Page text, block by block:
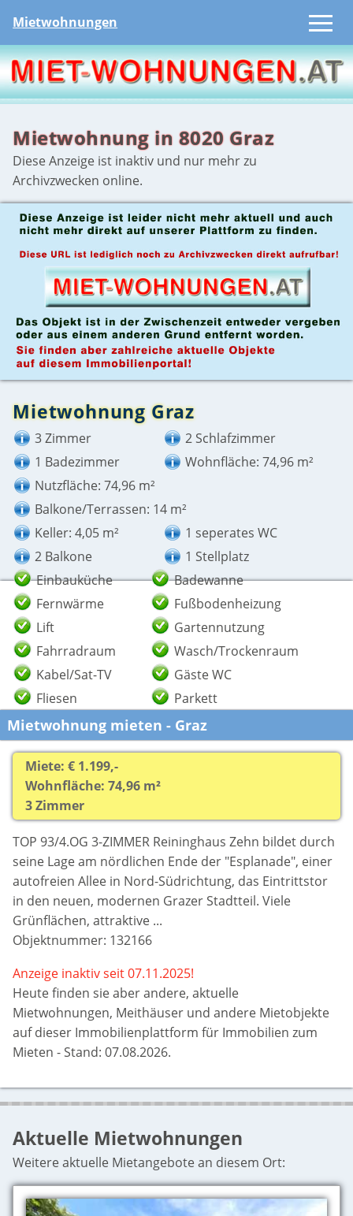
Mietwohnungen
Mietwohnung in 8020 Graz
Diese Anzeige ist inaktiv und nur mehr zu
Archivzwecken online.
Mietwohnung Graz
3 Zimmer
2 Schlafzimmer
1 Badezimmer
Wohnfläche: 74,96 m²
Nutzfläche: 74,96 m²
Balkone/Terrassen: 14 m²
Keller: 4,05 m²
1 seperates WC
2 Balkone
1 Stellplatz
Einbauküche
Badewanne
Fernwärme
Fußbodenheizung
Lift
Gartennutzung
Fahrradraum
Wasch/Trockenraum
Kabel/Sat-TV
Gäste WC
Fliesen
Parkett
Mietwohnung mieten - Graz
Miete: € 1.199,-
Wohnfläche: 74,96 m²
3 Zimmer
TOP 93/4.OG 3-ZIMMER Reininghaus Zehn bildet durch
seine Lage am nördlichen Ende der "Esplanade", einer
autofreien Allee in Nord-Südrichtung, das Eintrittstor
in den neuen, modernen Grazer Stadtteil. Viele
Grünflächen, attraktive ...
Objektnummer: 132166
Anzeige inaktiv seit 07.11.2025!
Heute finden sie aberandere, aktuelle
Mietwohnungen, Meithäuser und andere Mietobjekte
auf dieser Immobilienplattform für Immobilien zum
Mieten - Stand: 07.08.2026.
Aktuelle Mietwohnungen
Weitere aktuelle Mietangebote an diesem Ort: